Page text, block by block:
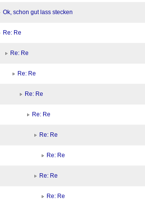
Ok, schon gut lass stecken
Re: Re
Re: Re
Re: Re
Re: Re
Re: Re
Re: Re
Re: Re
Re: Re
Re: Re